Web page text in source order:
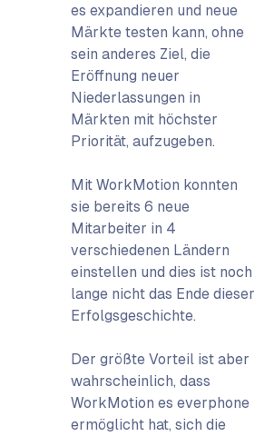
es expandieren und neue
Märkte testen kann, ohne
sein anderes Ziel, die
Eröffnung neuer
Niederlassungen in
Märkten mit höchster
Priorität, aufzugeben.
Mit WorkMotion konnten
sie bereits 6 neue
Mitarbeiter in 4
verschiedenen Ländern
einstellen und dies ist noch
lange nicht das Ende dieser
Erfolgsgeschichte.
Der größte Vorteil ist aber
wahrscheinlich, dass
WorkMotion es everphone
ermöglicht hat, sich die